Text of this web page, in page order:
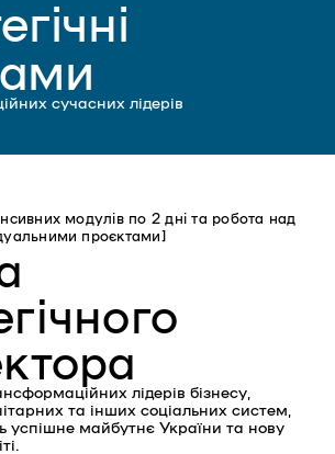
сучасних лідерів
модулів по 2 дні та робота над
проєктами]
лідерів бізнесу,
та інших соціальних систем,
успішне майбутнє України та нову